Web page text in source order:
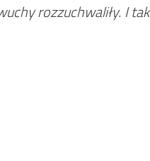
rozzuchwaliły. I